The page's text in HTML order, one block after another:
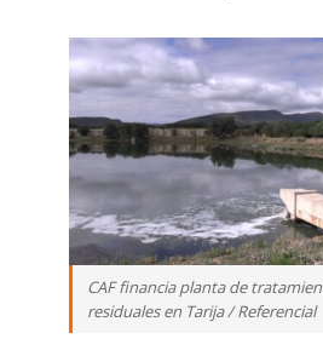
CAF financia planta de
residuales en Tarija / Referencial